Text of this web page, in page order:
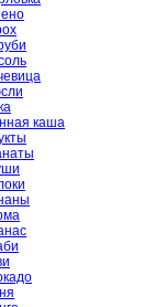
каша